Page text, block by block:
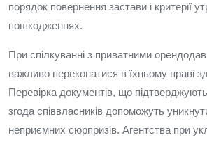
порядок повернення застави і критерії
пошкодженнях.
При спілкуванні з приватними
важливо переконатися в їхньому праві
Перевірка документів, що
згода співвласників допоможуть
неприємних сюрпризів. Агентства при